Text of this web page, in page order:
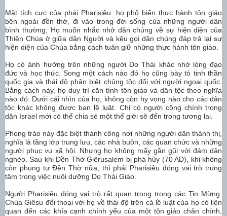
Mặt tích cực của phái Pharisiêu: họ phổ biến thực hành tôn giáo
bên ngoài đền thờ, đi vào trong đời sống của những người dân
bình thường; Họ muốn nhắc nhở dân chúng về sự hiện diện của
Thiên Chúa ở giữa dân Người và kêu gọi dân chúng đáp trả lại sự
hiện diện của Chúa bằng cách tuân giữ những thực hành tôn giáo.
Họ có ảnh hưởng trên những người Do Thái khác nhờ lòng đạo
đức và học thức. Song một cách nào đó họ cũng bày tỏ tinh thần
quốc gia và thái độ phân biệt chủng tộc đối với người ngoại quốc.
Bằng cách này, họ duy trì căn tính tôn giáo và dân tộc theo nghĩa
nào đó. Dưới cái nhìn của họ, không còn hy vọng nào cho các dân
tộc khác không được ban lề luật. Chỉ có người công chính trong
dân Israel mới có thể chia sẻ một thế giới sẽ đến trong tương lai.
Phong trào này đặc biệt thành công nơi những người dân thành thị,
nghĩa là tầng lớp trung lưu, các nhà buôn, các quan chức và những
người phục vụ xã hội. Nhưng họ không mấy gần gũi với đám dân
nghèo. Sau khi Đền Thờ Giêrusalem bị phá hủy (70 AD), khi không
còn phụng tự Đền Thờ nữa, thì phái Pharisiêu đóng vai trò trung
tâm trong việc nuôi dưỡng Do Thái Giáo.
Người Pharisiêu đóng vai trò rất quan trọng trong các Tin Mừng.
Chúa Giêsu đối thoại với họ về thái độ trên cả lề luật của họ có liên
quan đến các khía cạnh chính yếu của một tôn giáo chân chính,